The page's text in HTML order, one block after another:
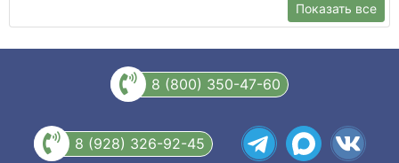
Показать все
8 (800) 350-47-60
8 (928) 326-92-45